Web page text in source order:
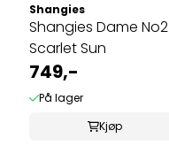
Shangies
Shangies Dame No2
Scarlet Sun
749,-
På lager
Kjøp